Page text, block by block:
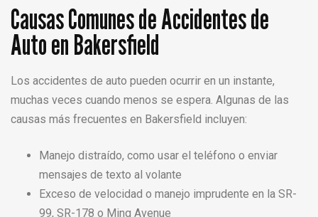
Causas Comunes de Accidentes de
Auto en Bakersfield
Los accidentes de auto pueden ocurrir en un instante,
muchas veces cuando menos se espera. Algunas de las
causas más frecuentes en Bakersfield incluyen:
Manejo distraído, como usar el teléfono o enviar
mensajes de texto al volante
Exceso de velocidad o manejo imprudente en la SR-
99, SR-178 o Ming Avenue